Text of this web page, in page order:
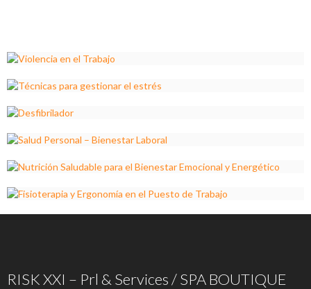
RISK XXI – Prl & Services / SPA BOUTIQUE